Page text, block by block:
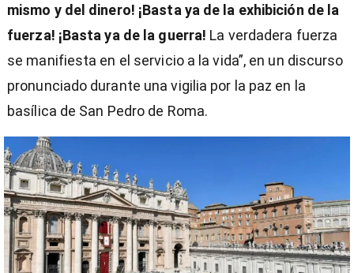
mismo y del dinero! ¡Basta ya de la exhibición de la
fuerza! ¡Basta ya de la guerra! La verdadera fuerza
se manifiesta en el servicio a la vida”, en un discurso
pronunciado durante una vigilia por la paz en la
basílica de San Pedro de Roma.